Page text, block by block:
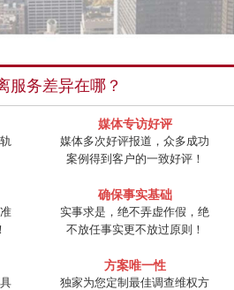
服务差异在哪？
媒体专访好评
媒体多次好评报道，众多成功
案例得到客户的一致好评！
确保事实基础
实事求是，绝不弄虚作假，绝
不放任事实更不放过原则！
方案唯一性
独家为您定制最佳调查维权方